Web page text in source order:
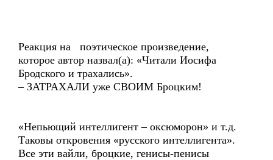
Реакция на поэтическое произведение,
которое автор назвал(а): «Читали Иосифа
Бродского и трахались».
– ЗАТРАХАЛИ уже СВОИМ Броцким!
«Непьющий интеллигент – оксюморон» и т.д.
Таковы откровения «русского интеллигента».
Все эти вайли, броцкие, генисы-пенисы